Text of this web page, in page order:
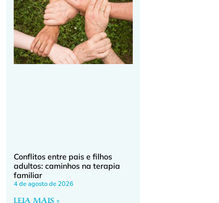
Conflitos entre pais e filhos
adultos: caminhos na terapia
familiar
4 de agosto de 2026
LEIA MAIS »